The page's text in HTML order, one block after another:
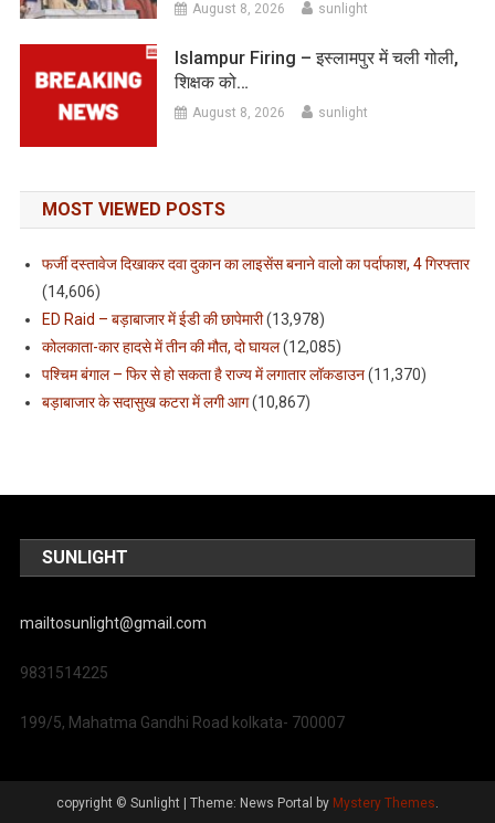
August 8, 2026 sunlight
Islampur Firing – इस्लामपुर में चली गोली,
शिक्षक को…
August 8, 2026 sunlight
MOST VIEWED POSTS
फर्जी दस्तावेज दिखाकर दवा दुकान का लाइसेंस बनाने वालो का पर्दाफाश, 4 गिरफ्तार
(14,606)
ED Raid – बड़ाबाजार में ईडी की छापेमारी(13,978)
कोलकाता-कार हादसे में तीन की मौत, दो घायल(12,085)
पश्चिम बंगाल – फिर से हो सकता है राज्य में लगातार लॉकडाउन(11,370)
बड़ाबाजार के सदासुख कटरा में लगी आग(10,867)
SUNLIGHT
mailtosunlight@gmail.com
9831514225
199/5, Mahatma Gandhi Road kolkata- 700007
copyright © Sunlight | Theme: News Portal by Mystery Themes